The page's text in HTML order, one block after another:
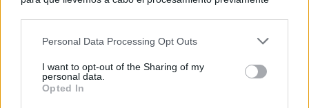
negar su consentimiento. Tenga en cuenta que algún
de su consentimiento, pero usted tiene el derecho de
rechazar tal procesamiento. Sus preferencias se aplicarán
Personal Data Processing Opt Outs
I want to opt-out of the Sharing of my
personal data.
Opted In